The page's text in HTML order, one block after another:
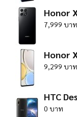
Honor
7,999 บาท
Honor
9,299 บาท
HTC
0 บาท